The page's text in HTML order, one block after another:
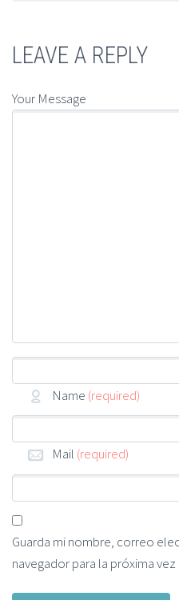
LEAVE A REPLY
Your Message
Name (required)
Mail (required)
Guarda mi nombre, correo
navegador para la próxima